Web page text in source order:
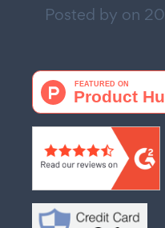
Posted by on